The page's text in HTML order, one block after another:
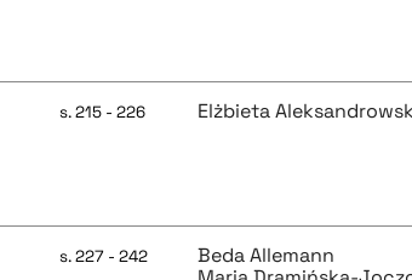
s. 215 - 226 Elżbieta
s. 227 - 242
Beda Allemann